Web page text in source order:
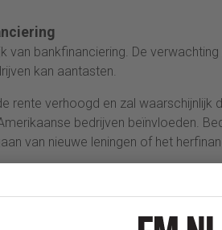
van bankfinanciering. De
kan aantasten.
rente verhoogd en zal waarschijnlijk
bedrijven beïnvloeden.
van nieuwe leningen of het
heeft ook de rente verhoogd. De
uit gegevens van deRabobank.Dit
Bedrijven moeten rekening